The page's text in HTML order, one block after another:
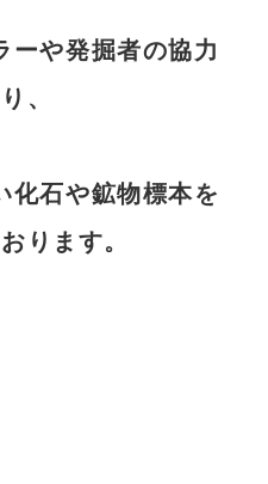
ーや発掘者の協力
、
化石や鉱物標本を
ります。